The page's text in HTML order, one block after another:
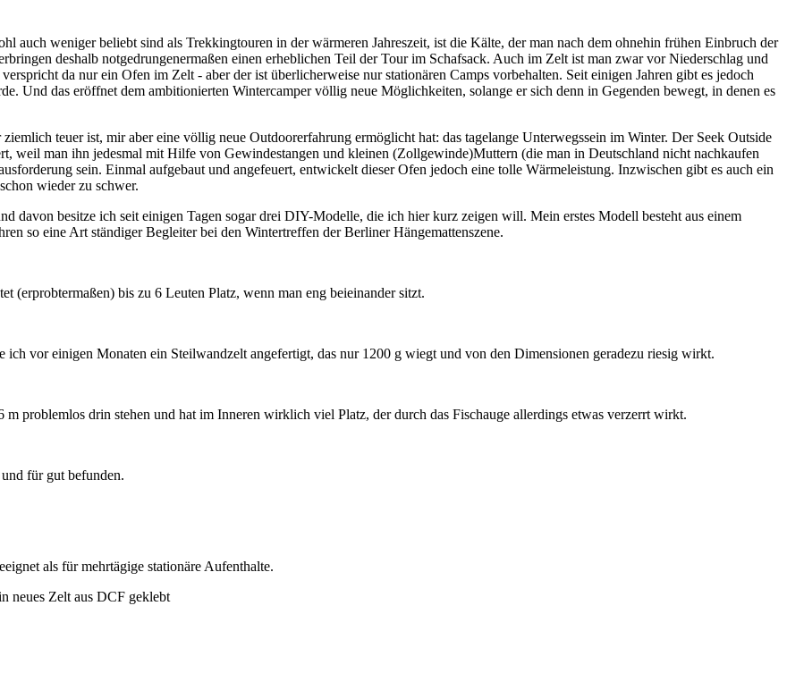
auch weniger beliebt sind als Trekkingtouren in der wärmeren Jahreszeit, ist die Kälte, der man nach dem ohnehin frühen Einbruch der
deshalb notgedrungenermaßen einen erheblichen Teil der Tour im Schafsack. Auch im Zelt ist man zwar vor Niederschlag und
da nur ein Ofen im Zelt - aber der ist überlicherweise nur stationären Camps vorbehalten. Seit einigen Jahren gibt es jedoch
Und das eröffnet dem ambitionierten Wintercamper völlig neue Möglichkeiten, solange er sich denn in Gegenden bewegt, in denen es
teuer ist, mir aber eine völlig neue Outdoorerfahrung ermöglicht hat: das tagelange Unterwegssein im Winter. Der Seek Outside
weil man ihn jedesmal mit Hilfe von Gewindestangen und kleinen (Zollgewinde)Muttern (die man in Deutschland nicht nachkaufen
sein. Einmal aufgebaut und angefeuert, entwickelt dieser Ofen jedoch eine tolle Wärmeleistung. Inzwischen gibt es auch ein
wieder zu schwer.
davon besitze ich seit einigen Tagen sogar drei DIY-Modelle, die ich hier kurz zeigen will. Mein erstes Modell besteht aus einem
so eine Art ständiger Begleiter bei den Wintertreffen der Berliner Hängemattenszene.
(erprobtermaßen) bis zu 6 Leuten Platz, wenn man eng beieinander sitzt.
vor einigen Monaten ein Steilwandzelt angefertigt, das nur 1200 g wiegt und von den Dimensionen geradezu riesig wirkt.
problemlos drin stehen und hat im Inneren wirklich viel Platz, der durch das Fischauge allerdings etwas verzerrt wirkt.
für gut befunden.
als für mehrtägige stationäre Aufenthalte.
neues Zelt aus DCF geklebt